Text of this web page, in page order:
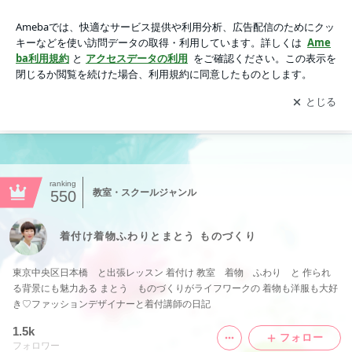
とまとう ものづくり
アプリをダウンロードして ブログの更新通知
を受け取りまし
ょう。
開く
ranking
550 教室・スクールジャンル
着付け着物ふわりとまとう ものづくり
東京中央区日本橋 と出張レッスン 着付け 教室 着物 ふわり と 作られ
る背景にも魅力ある まとう ものづくりがライフワークの 着物も洋服も大好
き♡ファッションデザイナーと着付講師の日記
1.5k
フォロワー
フォロー